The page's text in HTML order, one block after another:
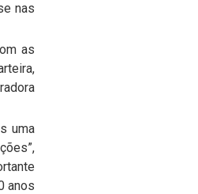
nas
as
uma
anos